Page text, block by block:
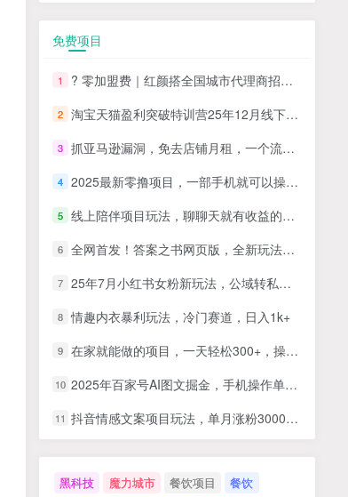
免费项目
1 ? 零加盟费｜红颜搭全国城市代理商招募正式启动！
2 淘宝天猫盈利突破特训营25年12月线下课，系统性的深度剖析电商企业经营之道，打造电商标准化运营体系
3 抓亚马逊漏洞，免去店铺月租，一个流量大竞争小，让你有机会成大卖的赛道
4 2025最新零撸项目，一部手机就可以操作，20秒一单，零投入纯薅羊毛，无门槛，一天200+【揭秘】
5 线上陪伴项目玩法，聊聊天就有收益的项目，一个月收益5000+
6 全网首发！答案之书网页版，全新玩法，搭配文档和网页，日入1k+零门槛小白首选副业
7 25年7月小红书女粉新玩法，公域转私域变现，日轻松变现2张+，5分钟简单复制好上手
8 情趣内衣暴利玩法，冷门赛道，日入1k+
9 在家就能做的项目，一天轻松300+，操作简单上手快
10 2025年百家号AI图文掘金，手机操作单号月入4-5位数，低门槛【附指令+工具】
11 抖音情感文案项目玩法，单月涨粉3000+，新手小白也能做
黑科技 魔力城市 餐饮项目
餐饮